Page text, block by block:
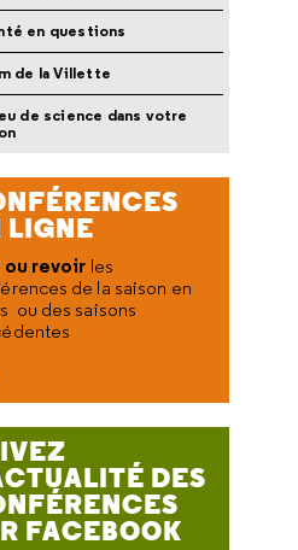
en questions
de la Villette
de science dans votre
LIGNE
ou revoir les
de la saison en
ou des saisons
DES
FACEBOOK